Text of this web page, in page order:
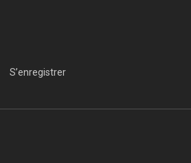
S’enregistrer